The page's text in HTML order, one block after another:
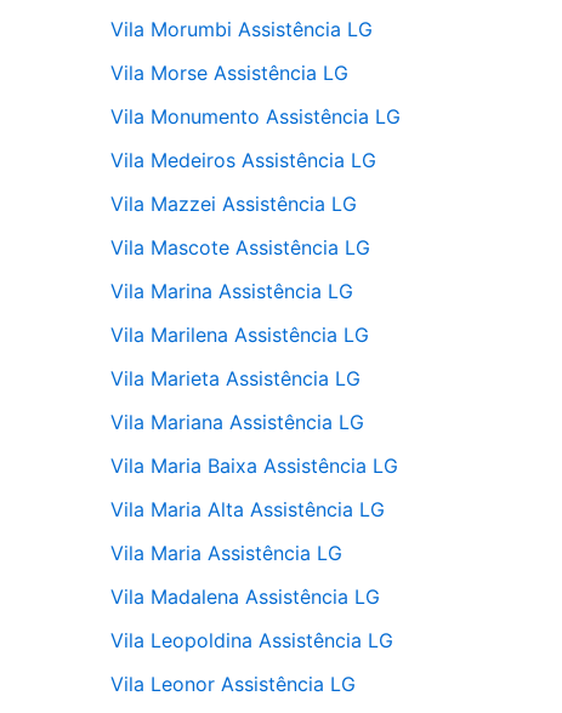
Vila Morumbi Assistência LG
Vila Morse Assistência LG
Vila Monumento Assistência LG
Vila Medeiros Assistência LG
Vila Mazzei Assistência LG
Vila Mascote Assistência LG
Vila Marina Assistência LG
Vila Marilena Assistência LG
Vila Marieta Assistência LG
Vila Mariana Assistência LG
Vila Maria Baixa Assistência LG
Vila Maria Alta Assistência LG
Vila Maria Assistência LG
Vila Madalena Assistência LG
Vila Leopoldina Assistência LG
Vila Leonor Assistência LG